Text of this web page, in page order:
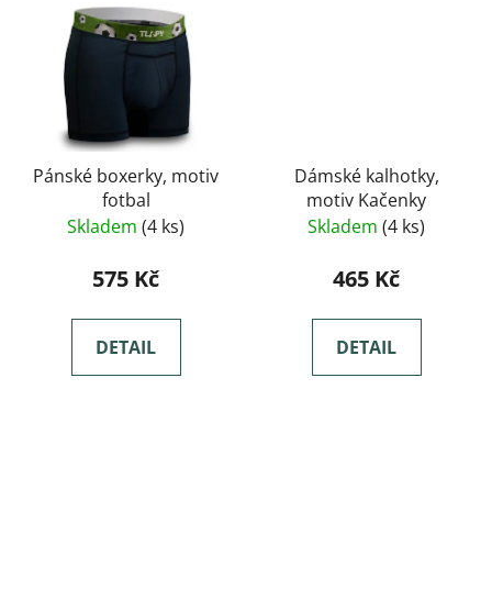
Pánské boxerky, motiv
fotbal
Skladem (4 ks)
575 Kč
DETAIL
Dámské kalhotky,
motiv Kačenky
Skladem (4 ks)
465 Kč
DETAIL